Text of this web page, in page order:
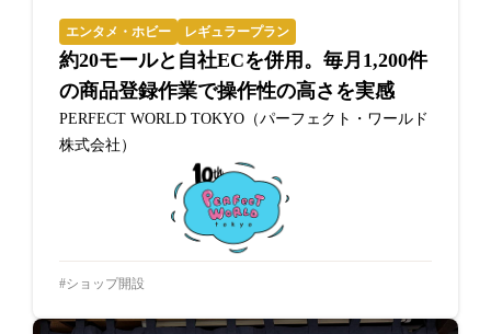
エンタメ・ホビー レギュラープラン
約20モールと自社ECを併用。毎月1,200件
の商品登録作業で操作性の高さを実感
PERFECT WORLD TOKYO（パーフェクト・ワールド
株式会社）
ショップ開設